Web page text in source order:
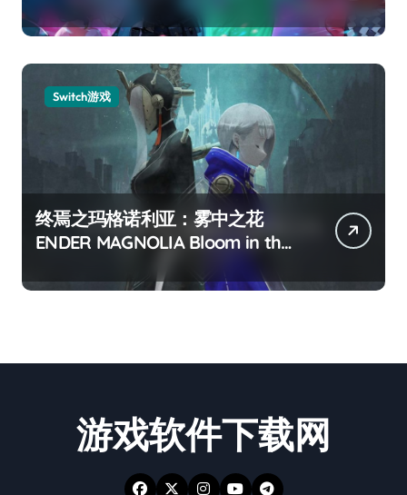
Switch游戏
终焉之玛格诺利亚：雾中之花
ENDER MAGNOLIA Bloom in the
游戏软件下载网